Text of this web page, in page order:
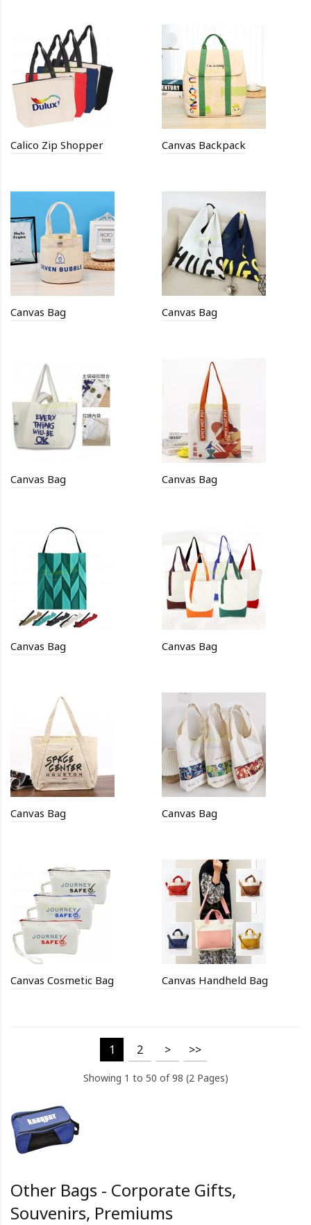
Calico Zip Shopper Canvas Backpack
Canvas Bag Canvas Bag
Canvas Bag Canvas Bag
Canvas Bag Canvas Bag
Canvas Bag Canvas Bag
Canvas Cosmetic Bag Canvas Handheld Bag
1 2 > >>
Showing 1 to 50 of 98 (2 Pages)
Other Bags - Corporate Gifts,
Souvenirs, Premiums